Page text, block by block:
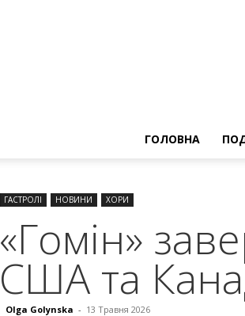
ГОЛОВНА
ГАСТРОЛІ НОВИНИ ХОРИ
«Гомін»
США та
Olga Golynska - 13 Травня 2026